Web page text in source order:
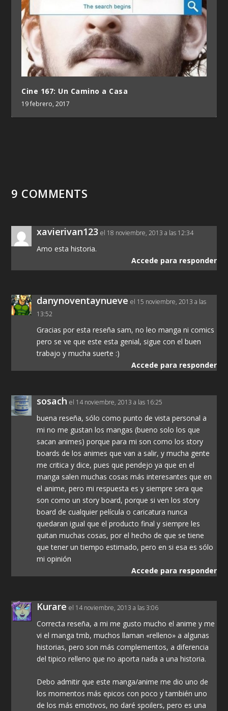
Cine 167: Un Camino a Casa
19 febrero, 2017
9 COMMENTS
xavierivan123 el 18 noviembre, 2013 a las 12:34
Amo esta historia.
Accede para responder
danynoventaynueve el 15 noviembre, 2013 a las
13:52
Gracias por esta reseña sam, no leo manga ni comics
pero se ve que este esta genial, sigue con el buen
trabajo y mucha suerte :)
Accede para responder
sosach el 14 noviembre, 2013 a las 16:25
buena reseña, sólo como punto de vista personal a
mi no me gustan los mangas (bueno solo los que
sacan animes) porque para mi son como los story
boards de los animes que van a salir, y mucha gente
me critica y dice, pues que pendejo ya que en el
manga salen muchas cosas más interesantes que en
el anime, pero mi respuesta es y siempre sera que
son como un story board, porque si ven los story
board de cualquier película o caricatura nunca
quedaran igual que el producto final y siempre les
quitan muchas cosas, por el hecho de que se tiene
que tener un tiempo estimado, pero en si esa es sólo
mi opinión
Accede para responder
Kurare el 14 noviembre, 2013 a las 3:06
Correcta reseña, a mi me gusto mucho el anime y me
vi el manga tmb, muchos llaman «relleno» a algunas
historias, pero son más complementos, a diferencia
del tipico relleno que no aporta nada a una historia.
Debo admitir que este manga/anime me dio uno de
los momentos más epicos con poco y también uno
de los más emotivos, no daré spoilers, pero es una